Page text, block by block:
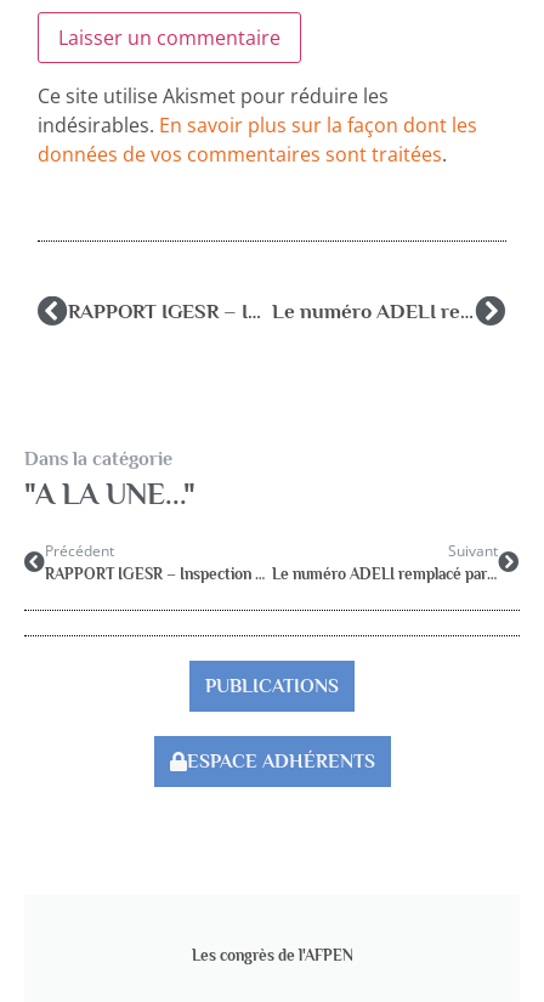
Ce site utilise Akismet pour réduire les
indésirables. En savoir plus sur la façon dont les
données de vos commentaires sont traitées.
RAPPORT IGESR – Inspection Générale de l’éducation, des sports et de la recherche. Le numéro ADELI remplacé par le numéro RPPS
Dans la catégorie
"A LA UNE..."
Précédent
RAPPORT IGESR – Inspection Générale de l’éducation, des sports et de la recherche.
Suivant
Le numéro ADELI remplacé par le numéro RPPS
PUBLICATIONS
ESPACE ADHÉRENTS
Les congrès de l'AFPEN